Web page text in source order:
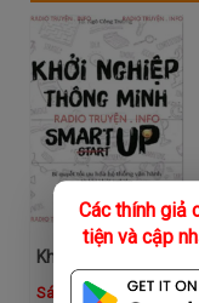
Các thính giả
tiện và cập
Sách Hay Bizbook